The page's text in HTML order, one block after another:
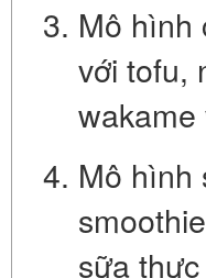
Mô hình
với tofu,
wakame
Mô hình
sữa